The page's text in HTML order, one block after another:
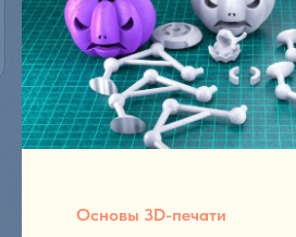
Основы 3D-печати